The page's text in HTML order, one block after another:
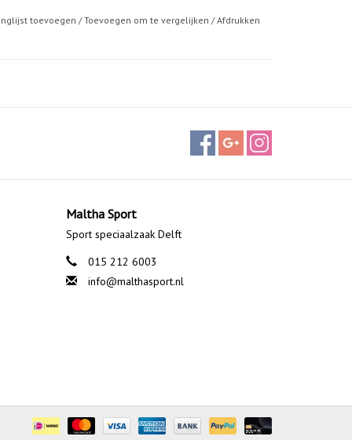
toevoegen /Toevoegen om te vergelijken /Afdrukken
Maltha Sport
Sport speciaalzaak Delft
015 212 6003
info@malthasport.nl